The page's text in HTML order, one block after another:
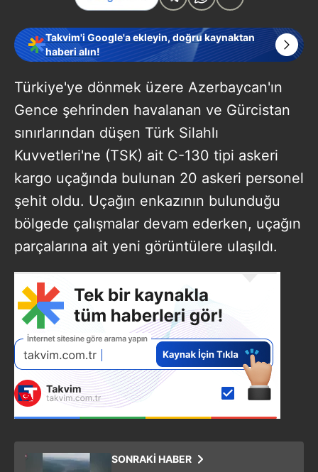
Takvim'i Google'a ekleyin, doğru kaynaktan
haberi alın!
Türkiye'ye dönmek üzere Azerbaycan'ın
Gence şehrinden havalanan ve Gürcistan
sınırlarından düşen Türk Silahlı
Kuvvetleri'ne (TSK) ait C-130 tipi askeri
kargo uçağında bulunan 20 askeri personel
şehit oldu. Uçağın enkazının bulunduğu
bölgede çalışmalar devam ederken, uçağın
parçalarına ait yeni görüntülere ulaşıldı.
SONRAKİ HABER